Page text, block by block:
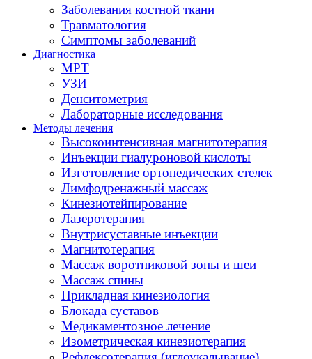
Заболевания костной ткани
Травматология
Симптомы заболеваний
Диагностика
МРТ
УЗИ
Денситометрия
Лабораторные исследования
Методы лечения
Высокоинтенсивная магнитотерапия
Инъекции гиалуроновой кислоты
Изготовление ортопедических стелек
Лимфодренажный массаж
Кинезиотейпирование
Лазеротерапия
Внутрисуставные инъекции
Магнитотерапия
Массаж воротниковой зоны и шеи
Массаж спины
Прикладная кинезиология
Блокада суставов
Медикаментозное лечение
Изометрическая кинезиотерапия